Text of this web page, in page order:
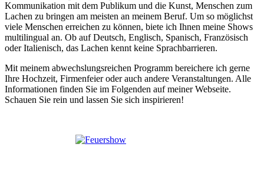
Kommunikation mit dem Publikum und die Kunst, Menschen zum
Lachen zu bringen am meisten an meinem Beruf. Um so möglichst
viele Menschen erreichen zu können, biete ich Ihnen meine Shows
multilingual an. Ob auf Deutsch, Englisch, Spanisch, Französisch
oder Italienisch, das Lachen kennt keine Sprachbarrieren.
Mit meinem abwechslungsreichen Programm bereichere ich gerne
Ihre Hochzeit, Firmenfeier oder auch andere Veranstaltungen. Alle
Informationen finden Sie im Folgenden auf meiner Webseite.
Schauen Sie rein und lassen Sie sich inspirieren!